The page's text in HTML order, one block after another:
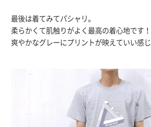
最後は着てみてパシャリ。
柔らかくて肌触りがよく最高の着心地です！
爽やかなグレーにプリントが映えていい感じ